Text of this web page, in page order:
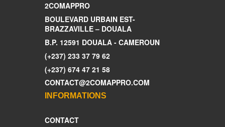
2COMAPPRO
BOULEVARD URBAIN EST-
BRAZZAVILLE – DOUALA
B.P. 12591 DOUALA - CAMEROUN
(+237) 233 37 79 62
(+237) 674 47 21 58
CONTACT@2COMAPPRO.COM
INFORMATIONS
CONTACT